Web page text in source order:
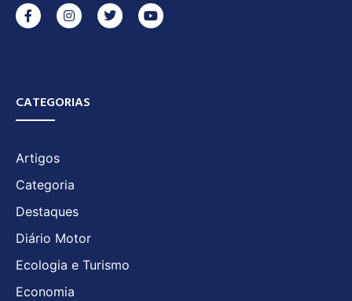
CATEGORIAS
Artigos
Categoria
Destaques
Diário Motor
Ecologia e Turismo
Economia